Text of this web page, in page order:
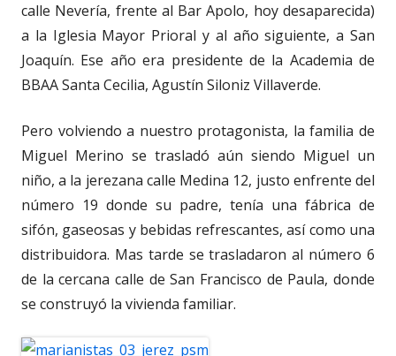
calle Nevería, frente al Bar Apolo, hoy desaparecida)
a la Iglesia Mayor Prioral y al año siguiente, a San
Joaquín. Ese año era presidente de la Academia de
BBAA Santa Cecilia, Agustín Siloniz Villaverde.
Pero volviendo a nuestro protagonista, la familia de
Miguel Merino se trasladó aún siendo Miguel un
niño, a la jerezana calle Medina 12, justo enfrente del
número 19 donde su padre, tenía una fábrica de
sifón, gaseosas y bebidas refrescantes, así como una
distribuidora. Mas tarde se trasladaron al número 6
de la cercana calle de San Francisco de Paula, donde
se construyó la vivienda familiar.